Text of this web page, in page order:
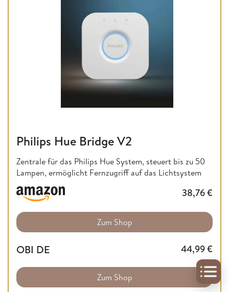
Philips Hue Bridge V2
Zentrale für das Philips Hue System, steuert bis zu 50
Lampen, ermöglicht Fernzugriff auf das Lichtsystem
38,76€
Zum Shop
OBI DE 44,99€
Zum Shop